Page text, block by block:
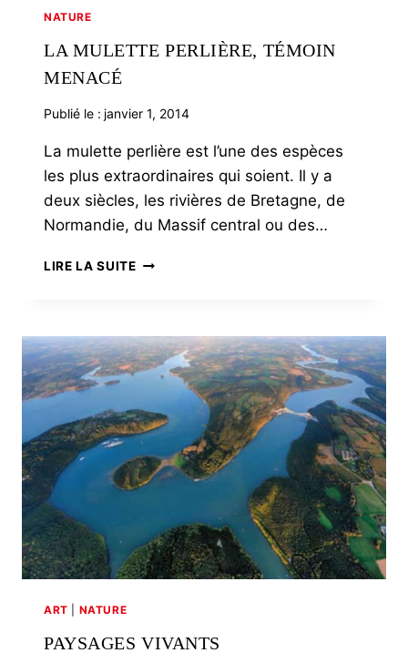
NATURE
LA MULETTE PERLIÈRE, TÉMOIN
MENACÉ
Publié le : janvier 1, 2014
La mulette perlière est l’une des espèces
les plus extraordinaires qui soient. Il y a
deux siècles, les rivières de Bretagne, de
Normandie, du Massif central ou des…
LIRE LA SUITELA
MENACÉ
ART NATURE
PAYSAGES VIVANTS